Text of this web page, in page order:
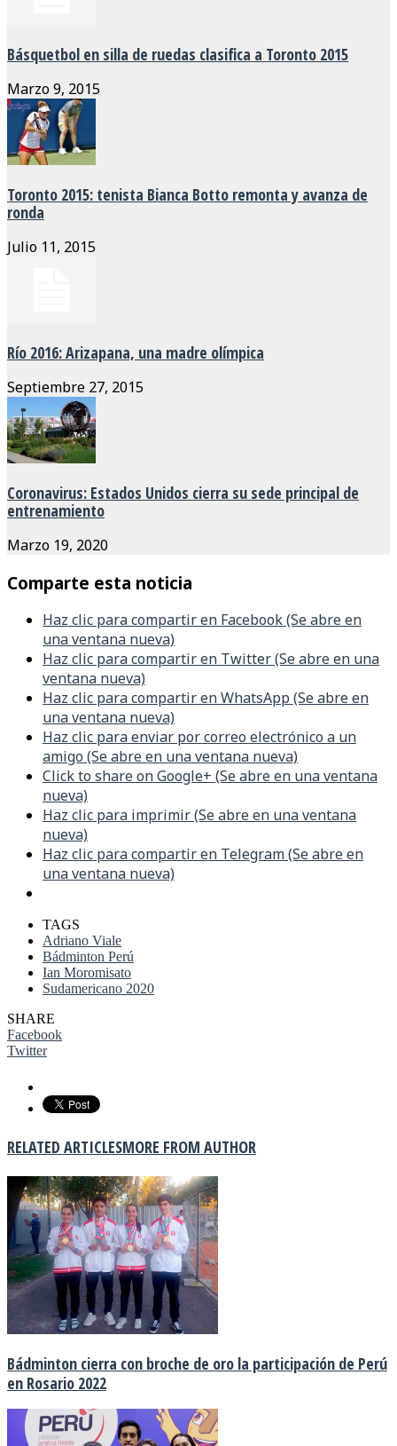
Básquetbol en silla de ruedas clasifica a Toronto 2015
Marzo 9, 2015
Toronto 2015: tenista Bianca Botto remonta y avanza de
ronda
Julio 11, 2015
Río 2016: Arizapana, una madre olímpica
Septiembre 27, 2015
Coronavirus: Estados Unidos cierra su sede principal de
entrenamiento
Marzo 19, 2020
Comparte esta noticia
Haz clic para compartir en Facebook (Se abre en
una ventana nueva)
Haz clic para compartir en Twitter (Se abre en una
ventana nueva)
Haz clic para compartir en WhatsApp (Se abre en
una ventana nueva)
Haz clic para enviar por correo electrónico a un
amigo (Se abre en una ventana nueva)
Click to share on Google+ (Se abre en una ventana
nueva)
Haz clic para imprimir (Se abre en una ventana
nueva)
Haz clic para compartir en Telegram (Se abre en
una ventana nueva)
TAGS
Adriano Viale
Bádminton Perú
Ian Moromisato
Sudamericano 2020
SHARE
Facebook
Twitter
RELATED ARTICLESMORE FROM AUTHOR
Bádminton cierra con broche de oro la participación de Perú
en Rosario 2022